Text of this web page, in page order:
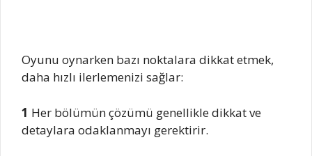
Oyunu oynarken bazı noktalara dikkat etmek,
daha hızlı ilerlemenizi sağlar:
1 Her bölümün çözümü genellikle dikkat ve
detaylara odaklanmayı gerektirir.